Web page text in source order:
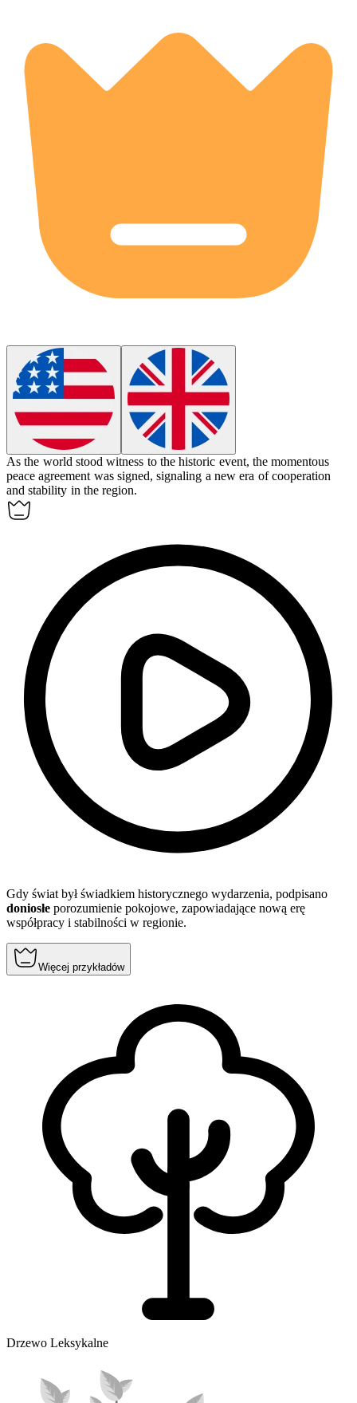
As the world stood witness to the historic event, themomentous
peace agreement was signed, signaling a new era of cooperation
and stability in the region.
Gdy świat był świadkiem historycznego wydarzenia, podpisano
doniosłe porozumienie pokojowe, zapowiadające nową erę
współpracy i stabilności w regionie.
Więcej przykładów
Drzewo Leksykalne